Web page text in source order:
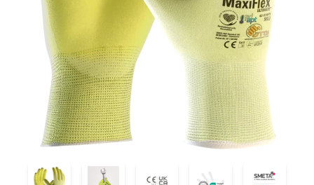
42-874FY 42-874FY 42-874FY 42-874FY 42-874FY